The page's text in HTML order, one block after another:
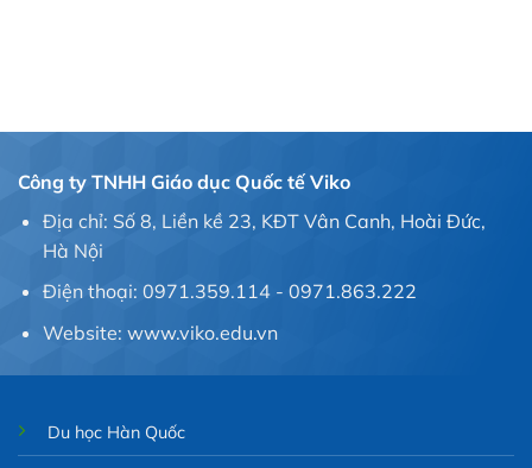
Công ty TNHH Giáo dục Quốc tế Viko
Địa chỉ: Số 8, Liền kề 23, KĐT Vân Canh, Hoài Đức,
Hà Nội
Điện thoại: 0971.359.114 - 0971.863.222
Website: www.viko.edu.vn
Du học Hàn Quốc